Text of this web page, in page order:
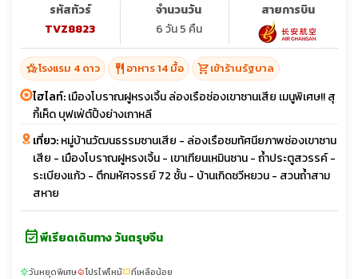
รหัสทัวร์
TVZ8823
จำนวนวัน
6 วัน 5 คืน
สายการบิน
hotel_classโรงแรม 4 ดาว restaurant อาหาร 14 มื้อ shopping_cartเข้าร้านรัฐบาล
ไฮไลท์:เมืองโบราณฝูหรงเจิ้น ล่องเรือช่องเขาซานเสีย เมนูพิเศษ!! สุ
กี้เห็ด บุฟเฟ่ต์ปิ้งย่างเกาหลี
เที่ยว:หมู่บ้านวัฒนธรรมซานเสีย - ล่องเรือชมทัศนียภาพช่องเขาซาน
เสีย - เมืองโบราณฝูหรงเจิ้น - เขาเทียนเหมินซาน - ถ้ำประตูสวรรค์ -
ระเบียงแก้ว - ตึกมหัศจรรย์ 72 ชั้น - บ้านเกิดชวีหยวน - สวนถ้ำสาม
สหาย
event_availableพีเรียดเดินทาง วันตรุษจีน
sunnyวันหยุดพิเศษlocal_fire_departmentโปรไฟไหม้confirmation_numberที่เหลือน้อย